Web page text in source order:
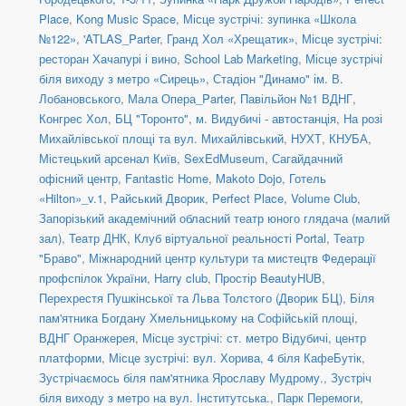
Place, Kong Music Space, Місце зустрічі: зупинка «Школа
№122», 'ATLAS_Parter, Гранд Хол «Хрещатик», Місце зустрічі:
ресторан Хачапурі і вино, School Lab Marketing, Місце зустрічі
біля виходу з метро «Сирець», Стадіон "Динамо" ім. В.
Лобановського, Мала Опера_Parter, Павільйон №1 ВДНГ,
Конгрес Хол, БЦ "Торонто", м. Видубичі - автостанція, На розі
Михайлівської площі та вул. Михайлівський, НУХТ, КНУБА,
Містецький арсенал Київ, SexEdMuseum, Сагайдачний
офісний центр, Fantastic Home, Makoto Dojo, Готель
«Hilton»_v.1, Райський Дворик, Perfect Place, Volume Club,
Запорізький академічний обласний театр юного глядача (малий
зал), Театр ДНК, Клуб віртуальної реальності Portal, Театр
"Браво", Міжнародний центр культури та мистецтв Федерації
профспілок України, Harry club, Простір BeautyHUB,
Перехрестя Пушкінської та Льва Толстого (Дворик БЦ), Біля
пам'ятника Богдану Хмельницькому на Софійській площі,
ВДНГ Оранжерея, Місце зустрічі: ст. метро Відубичі, центр
платформи, Місце зустрічі: вул. Хорива, 4 біля КафеБутік,
Зустрічаємось біля пам'ятника Ярославу Мудрому., Зустріч
біля виходу з метро на вул. Інститутська., Парк Перемоги,